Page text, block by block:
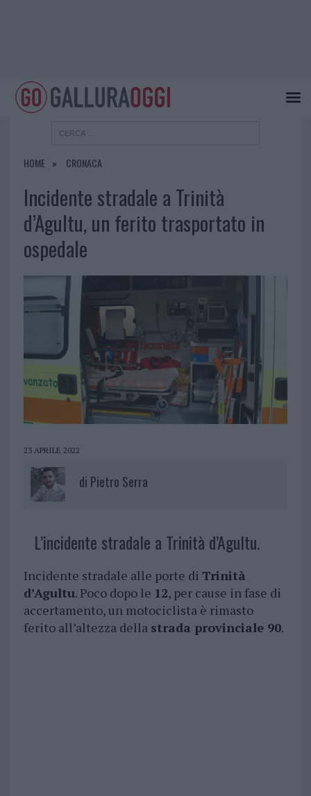
HOME CRONACA
Incidente stradale a Trinità
d’Agultu, un ferito trasportato in
ospedale
23 APRILE 2022
di Pietro Serra
L’incidente stradale a Trinità d’Agultu.
Incidente stradale alle porte di Trinità
d’Agultu. Poco dopo le 12, per cause in fase di
accertamento, un motociclista è rimasto
ferito all’altezza della strada provinciale 90.